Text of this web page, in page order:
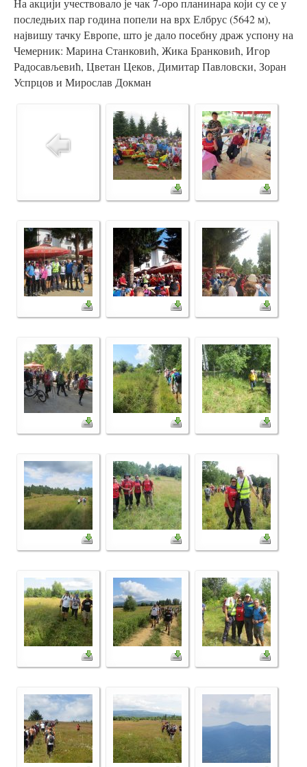
последњих пар година попели на врх Елбрус (5642 м),
највишу тачку Европе, што је дало посебну драж успону на
Чемерник: Марина Станковић, Жика Бранковић, Игор
Радосављевић, Цветан Цеков, Димитар Павловски, Зоран
Успрцов и Мирослав Докман